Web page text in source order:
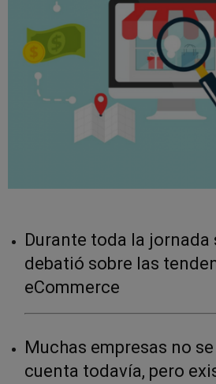
Durante toda la jornada
debatió sobre las
eCommerce
Muchas empresas no
cuenta todavía, pero